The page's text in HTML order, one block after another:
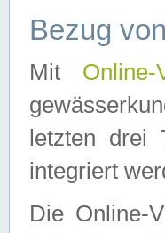
Bezug
Mit
letzten drei
integriert
Die Online-